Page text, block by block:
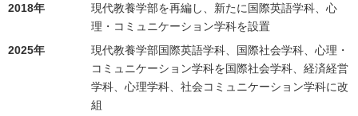
2018年
現代教養学部を再編し、新たに国際英語学科、心
理・コミュニケーション学科を設置
2025年
現代教養学部国際英語学科、国際社会学科、心理・
コミュニケーション学科を国際社会学科、経済経営
学科、心理学科、社会コミュニケーション学科に改
組